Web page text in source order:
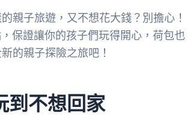
親子旅遊，又不想花大錢？別擔心！
保證讓你的孩子們玩得開心，荷包也
的親子探險之旅吧！
到不想回家